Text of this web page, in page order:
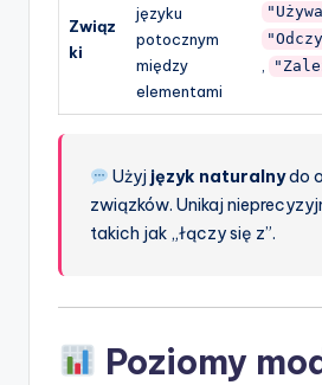
Związ
ki
języku
potocznym
między
elementami
,
Użyj język naturalnydo
związków. Unikaj
takich jak „łączy się z”.
Poziomy